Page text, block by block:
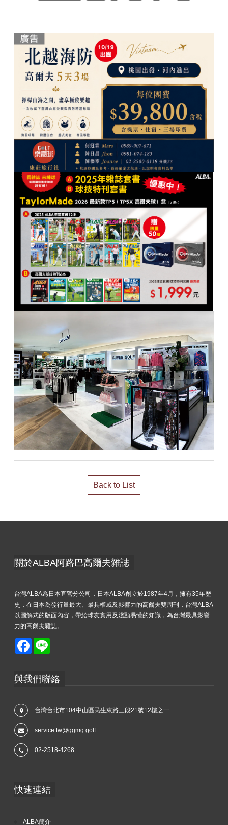
Back to List
關於ALBA阿路巴高爾夫雜誌
台灣ALBA為日本直營分公司，日本ALBA創立於1987年4月，擁有35年歷
史，在日本為發行量最大、最具權威及影響力的高爾夫雙周刊，台灣ALBA
以圖解式的版面內容，帶給球友實用及淺顯易懂的知識，為台灣最具影響
力的高爾夫雜誌。
Facebook
與我們聯絡
台灣台北市104中山區民生東路三段21號12樓之一
service.tw@ggmg.golf
02-2518-4268
快速連結
ALBA簡介